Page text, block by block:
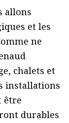
allons
et les
ne
chalets et
installations
être
durables